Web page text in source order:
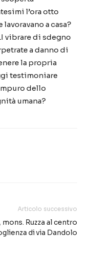
l’ora otto
a casa?
vibrare di sdegno
a danno di
la propria
testimoniare
dello
umana?
Articolo successivo
mons. Ruzza al centro
di via Dandolo